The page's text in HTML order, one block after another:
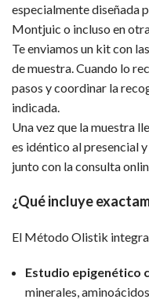
especialmente diseñada
Montjuic o incluso en
Te enviamos un kit con
de muestra. Cuando lo
pasos y coordinar la
indicada.
Una vez que la muestra
es idéntico al presencial
junto con la consulta
¿Qué incluye
El Método Olistik
Estudio epigenético
minerales,